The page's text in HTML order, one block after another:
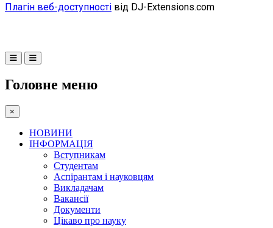
Плагін веб-доступності від DJ-Extensions.com
Головне меню
×
НОВИНИ
ІНФОРМАЦІЯ
Вступникам
Студентам
Аспірантам і науковцям
Викладачам
Вакансії
Документи
Цікаво про науку